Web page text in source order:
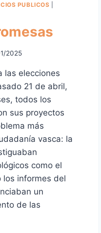
PUBLICOS
2025
las elecciones
21 de abril,
todos los
sus proyectos
más
vasca: la
como el
los informes del
un
de las